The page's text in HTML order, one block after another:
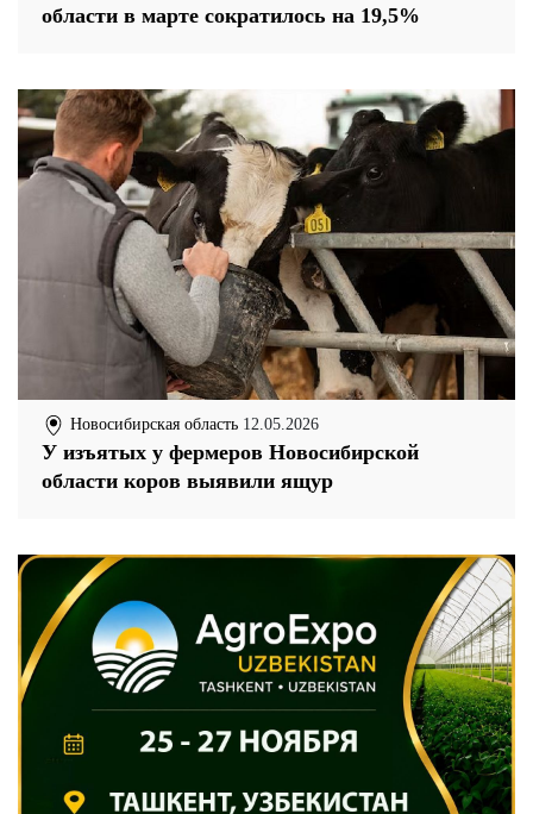
области в марте сократилось на 19,5%
Новосибирская область 12.05.2026
У изъятых у фермеров Новосибирской
области коров выявили ящур